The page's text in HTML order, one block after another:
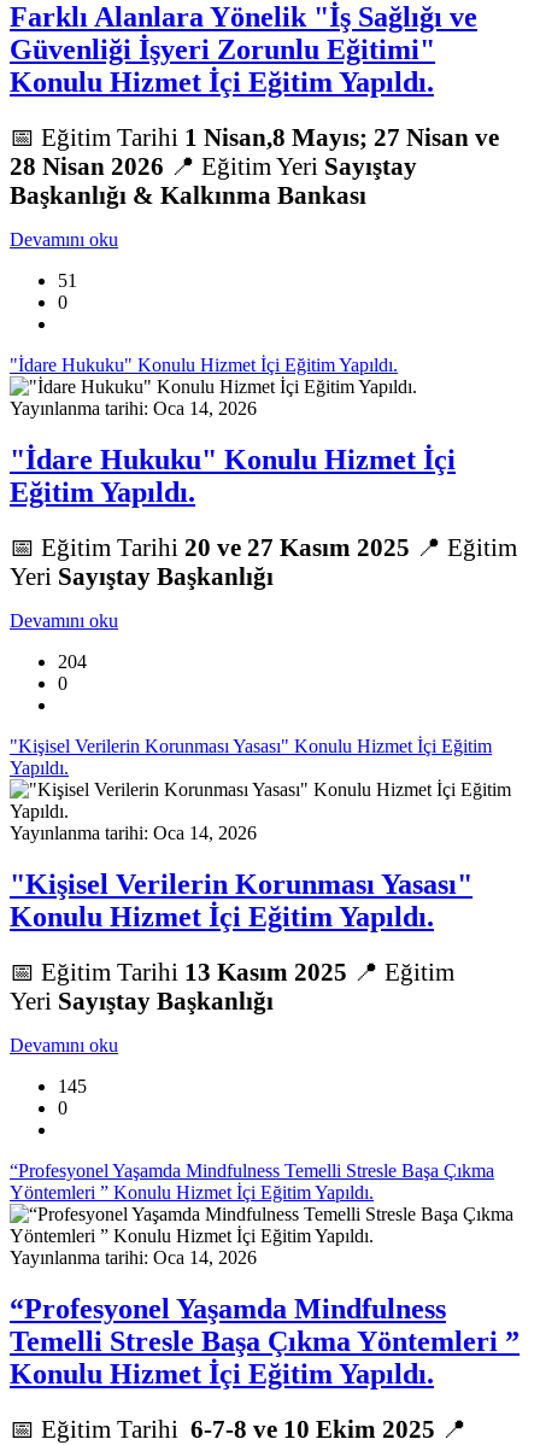
Farklı Alanlara Yönelik "İş Sağlığı ve
Güvenliği İşyeri Zorunlu Eğitimi"
Konulu Hizmet İçi Eğitim Yapıldı.
📅 Eğitim Tarihi 1 Nisan,8 Mayıs; 27 Nisan ve
28 Nisan 2026 📍 Eğitim Yeri Sayıştay
Başkanlığı & Kalkınma Bankası
Devamını oku
51
0
"İdare Hukuku" Konulu Hizmet İçi Eğitim Yapıldı.
Yayınlanma tarihi: Oca 14, 2026
"İdare Hukuku" Konulu Hizmet İçi
Eğitim Yapıldı.
📅 Eğitim Tarihi 20 ve 27 Kasım 2025 📍 Eğitim
Yeri Sayıştay Başkanlığı
Devamını oku
204
0
"Kişisel Verilerin Korunması Yasası" Konulu Hizmet İçi Eğitim
Yapıldı.
Yayınlanma tarihi: Oca 14, 2026
"Kişisel Verilerin Korunması Yasası"
Konulu Hizmet İçi Eğitim Yapıldı.
📅 Eğitim Tarihi 13 Kasım 2025 📍 Eğitim
Yeri Sayıştay Başkanlığı
Devamını oku
145
0
“Profesyonel Yaşamda Mindfulness Temelli Stresle Başa Çıkma
Yöntemleri ” Konulu Hizmet İçi Eğitim Yapıldı.
Yayınlanma tarihi: Oca 14, 2026
“Profesyonel Yaşamda Mindfulness
Temelli Stresle Başa Çıkma Yöntemleri ”
Konulu Hizmet İçi Eğitim Yapıldı.
📅 Eğitim Tarihi 6-7-8 ve 10 Ekim 2025 📍